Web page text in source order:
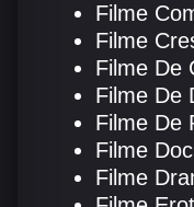
Filme
Filme
Filme De
Filme De
Filme De
Filme
Filme